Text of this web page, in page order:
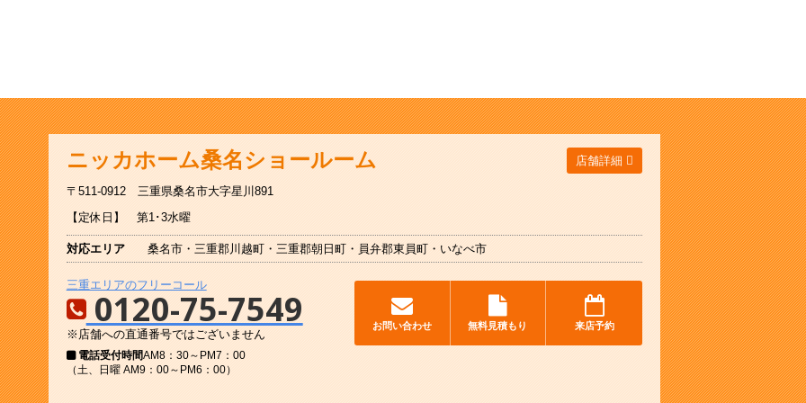
ニッカホーム桑名ショールーム 店舗詳細
〒511-0912 三重県桑名市大字星川891
【定休日】 第1･3水曜
対応エリア 桑名市・三重郡川越町・三重郡朝日町・員弁郡東員町・いなべ市
三重エリアのフリーコール
0120-75-7549
※店舗への直通番号ではございません
電話受付時間AM8：30～PM7：00
（土、日曜 AM9：00～PM6：00）
お問い合わせ 無料見積もり 来店予約